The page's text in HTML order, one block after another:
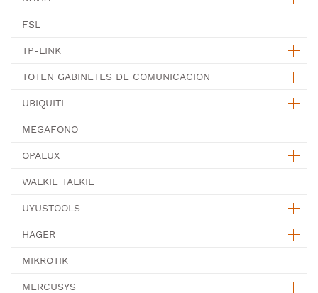
FSL
TP-LINK
TOTEN GABINETES DE COMUNICACION
UBIQUITI
MEGAFONO
OPALUX
WALKIE TALKIE
UYUSTOOLS
HAGER
MIKROTIK
MERCUSYS